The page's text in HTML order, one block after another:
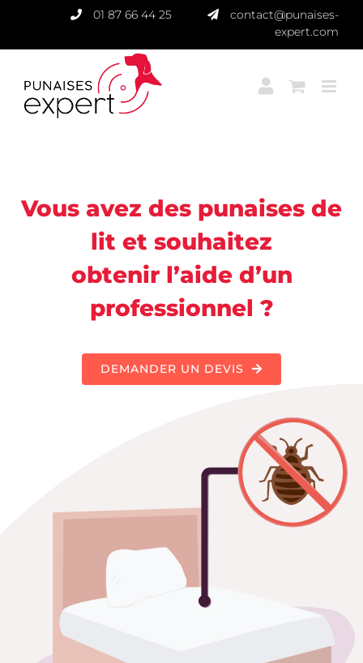
contenu
01 87 66 44 25
contact@punaises-
expert.com
Vous avez des punaises de
lit et souhaitez
obtenir l’aide d’un
professionnel ?
DEMANDER UN DEVIS